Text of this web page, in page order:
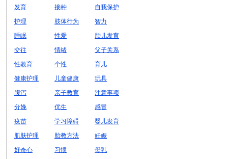
发育
接种
自我保护
护理
肢体行为
智力
睡眠
性爱
胎儿发育
交往
情绪
父子关系
性教育
个性
育儿
健康护理
儿童健康
玩具
腹泻
亲子教育
注意事项
分娩
优生
感冒
疫苗
学习障碍
婴儿发育
肌肤护理
胎教方法
妊娠
好奇心
习惯
母乳